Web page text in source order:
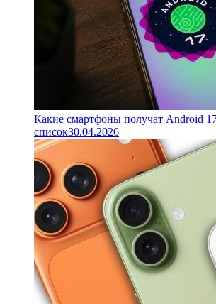
Какие смартфоны получат Android
список30.04.2026